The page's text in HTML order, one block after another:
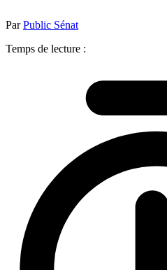
ParPublic Sénat
Temps de lecture :